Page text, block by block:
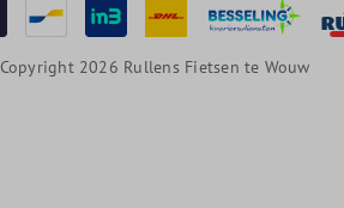
Copyright 2026 Rullens Fietsen te Wouw